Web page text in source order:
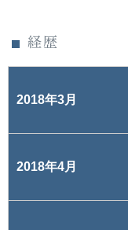
経歴
2018年3月
2018年4月